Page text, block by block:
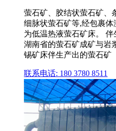
萤石矿、胶结状萤石矿、
细脉状萤石矿等,经包裹
为低温热液萤石矿床。
湖南省的萤石矿成矿与岩
锡矿床伴生产出的萤石矿
联系电话: 180 3780 8511